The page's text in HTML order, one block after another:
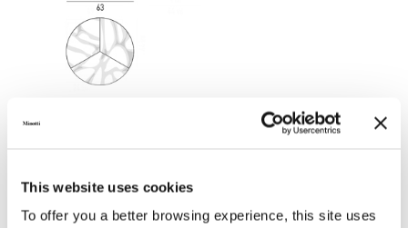
This website uses cookies
To offer you a better browsing experience, this site uses